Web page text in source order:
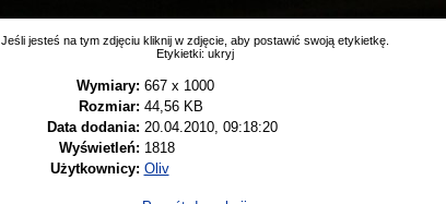
Jeśli jesteś na tym zdjęciu kliknij w zdjęcie, aby postawić swoją etykietkę.
Etykietki: ukryj
Wymiary: 667 x 1000
Rozmiar: 44,56 KB
Data dodania: 20.04.2010, 09:18:20
Wyświetleń: 1818
Użytkownicy: Oliv